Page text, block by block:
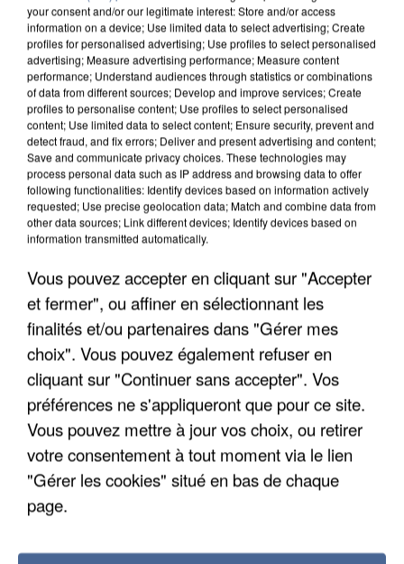
L’UN DES FONDATEURS SUPPOSÉS DE LA DZ
your consent and/or our legitimate interest: Store and/or access
information on a device; Use limited data to select advertising; Create
profiles for personalised advertising; Use profiles to select personalised
advertising; Measure advertising performance; Measure content
performance; Understand audiences through statistics or combinations
of data from different sources; Develop and improve services; Create
profiles to personalise content; Use profiles to select personalised
content; Use limited data to select content; Ensure security, prevent and
detect fraud, and fix errors; Deliver and present advertising and content;
Save and communicate privacy choices. These technologies may
process personal data such as IP address and browsing data to offer
following functionalities: Identify devices based on information actively
requested; Use precise geolocation data; Match and combine data from
other data sources; Link different devices; Identify devices based on
information transmitted automatically.
Vous pouvez accepter en cliquant sur "Accepter
et fermer", ou affiner en sélectionnant les
finalités et/ou partenaires dans "Gérer mes
choix". Vous pouvez également refuser en
cliquant sur "Continuer sans accepter". Vos
préférences ne s'appliqueront que pour ce site.
Vous pouvez mettre à jour vos choix, ou retirer
votre consentement à tout moment via le lien
"Gérer les cookies" situé en bas de chaque
page.